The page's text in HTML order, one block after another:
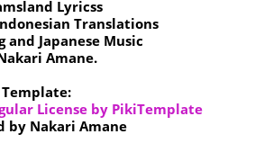
Lyricss
Translations
and Japanese Music
Amane.
Template:
License by PikiTemplate
by Nakari Amane